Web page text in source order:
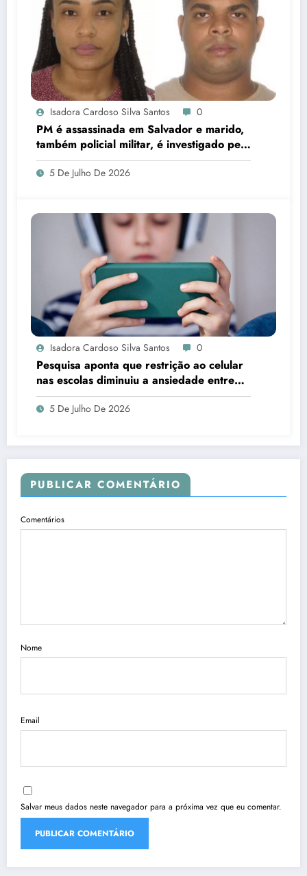
Isadora Cardoso Silva Santos 0
PM é assassinada em Salvador e marido,
também policial militar, é investigado pelo
crime
5 De Julho De 2026
Isadora Cardoso Silva Santos 0
Pesquisa aponta que restrição ao celular
nas escolas diminuiu a ansiedade entre
estudantes
5 De Julho De 2026
PUBLICAR COMENTÁRIO
Comentários
Nome
Email
Salvar meus dados neste navegador para a próxima vez que eu comentar.